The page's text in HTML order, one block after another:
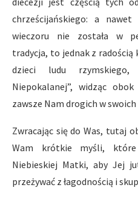
chrześcijańskiego: a
wieczoru nie została w
tradycja, to jednak z radością
dzieci ludu rzymskiego,
Niepokalanej”, widząc
zawsze Nam drogich w
Zwracając się do Was, tutaj
Wam krótkie myśli,
Niebieskiej Matki, aby Jej
przeżywać z łagodnością i